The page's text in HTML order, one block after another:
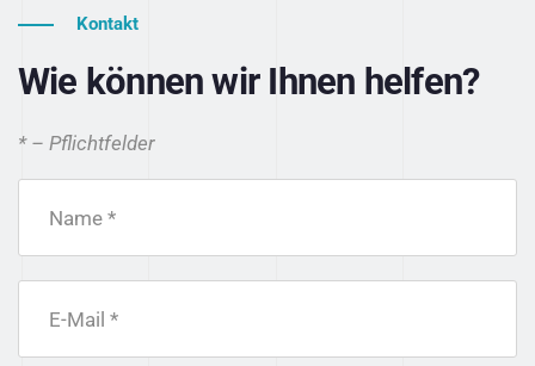
Kontakt
Wie können wir Ihnen helfen?
* – Pflichtfelder
Name *
E-Mail *